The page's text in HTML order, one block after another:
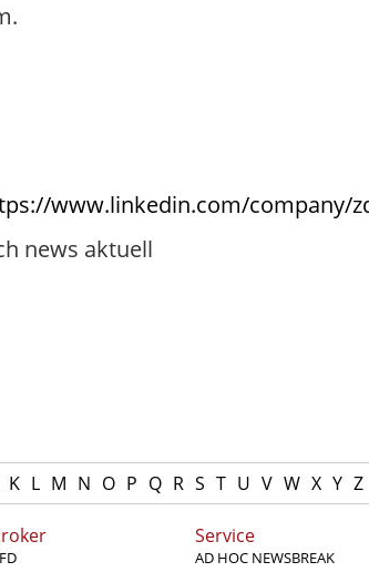
www.linkedin.com/company/
news aktuell
K L M N O P Q R S T U V W X Y Z
Service
AD HOC NEWSBREAK